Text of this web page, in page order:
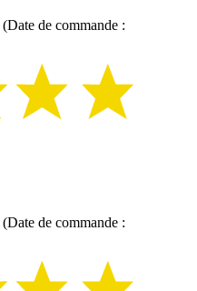
(Date de commande :
(Date de commande :